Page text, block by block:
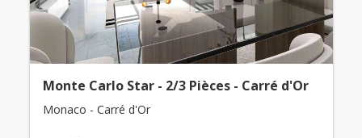
Monte Carlo Star - 2/3 Pièces - Carré d'Or
Monaco - Carré d'Or